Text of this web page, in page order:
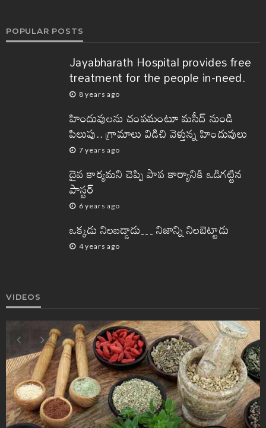
POPULAR POSTS
Jayabharath Hospital provides free
treatment for the people in-need.
8 years ago
హిందువులను చంపమంటూ మసీద్ నుండి
పిలుపు.. గ్రామాలు విడిచి వెళ్తున్న హిందువులు
7 years ago
దైవ కార్యమని చెప్పి పాప కార్యానికి ఒడిగట్టిన
పాస్టర్
6 years ago
ఒక్కడు నిలబడ్డాడు… నిజాన్ని నిలబెట్టాడు
4 years ago
VIDEOS